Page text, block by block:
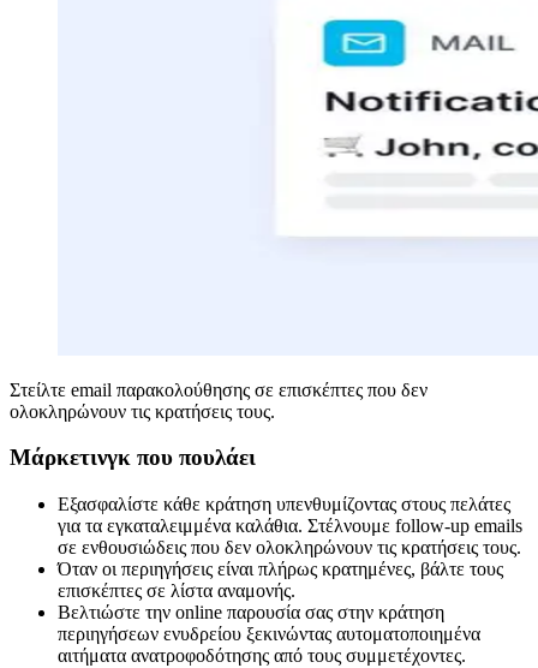
Στείλτε email παρακολούθησης σε επισκέπτες που δεν
ολοκληρώνουν τις κρατήσεις τους.
Μάρκετινγκ που πουλάει
Εξασφαλίστε κάθε κράτηση υπενθυμίζοντας στους πελάτες
για τα εγκαταλειμμένα καλάθια. Στέλνουμε follow-up emails
σε ενθουσιώδεις που δεν ολοκληρώνουν τις κρατήσεις τους.
Όταν οι περιηγήσεις είναι πλήρως κρατημένες, βάλτε τους
επισκέπτες σε λίστα αναμονής.
Βελτιώστε την online παρουσία σας στην κράτηση
περιηγήσεων ενυδρείου ξεκινώντας αυτοματοποιημένα
αιτήματα ανατροφοδότησης από τους συμμετέχοντες.